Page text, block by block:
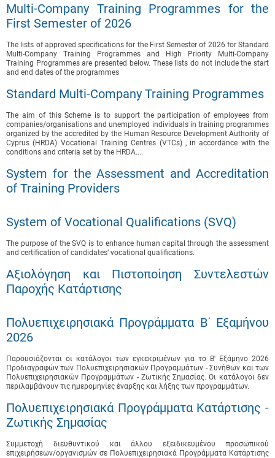
Multi-Company Training Programmes for the
First Semester of 2026
The lists of approved specifications for the First Semester of 2026 for Standard
Multi-Company Training Programmes and High Priority Multi-Company
Training Programmes are presented below. These lists do not include the start
and end dates of the programmes
Standard Multi-Company Training Programmes
The aim of this Scheme is to support the participation of employees from
companies/organisations and unemployed individuals in training programmes
organized by the accredited by the Human Resource Development Authority of
Cyprus (HRDA) Vocational Training Centres (VTCs) , in accordance with the
conditions and criteria set by the HRDA....
System for the Assessment and Accreditation
of Training Providers
System of Vocational Qualifications (SVQ)
The purpose of the SVQ is to enhance human capital through the assessment
and certification of candidates’ vocational qualifications.
Αξιολόγηση και Πιστοποίηση Συντελεστών
Παροχής Κατάρτισης
Πολυεπιχειρησιακά Προγράμματα B΄ Εξαμήνου
2026
Παρουσιάζονται οι κατάλογοι των εγκεκριμένων για το B' Εξάμηνο 2026
Προδιαγραφών των Πολυεπιχειρησιακών Προγραμμάτων - Συνήθων και των
Πολυεπιχειρησιακών Προγραμμάτων - Ζωτικής Σημασίας. Οι κατάλογοι δεν
περιλαμβάνουν τις ημερομηνίες έναρξης και λήξης των προγραμμάτων.
Πολυεπιχειρησιακά Προγράμματα Κατάρτισης -
Ζωτικής Σημασίας
Συμμετοχή διευθυντικού και άλλου εξειδικευμένου προσωπικού
επιχειρήσεων/οργανισμών σε Πολυεπιχειρησιακά Προγράμματα Κατάρτισης